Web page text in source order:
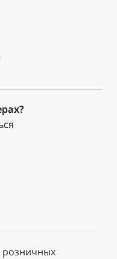
розничных